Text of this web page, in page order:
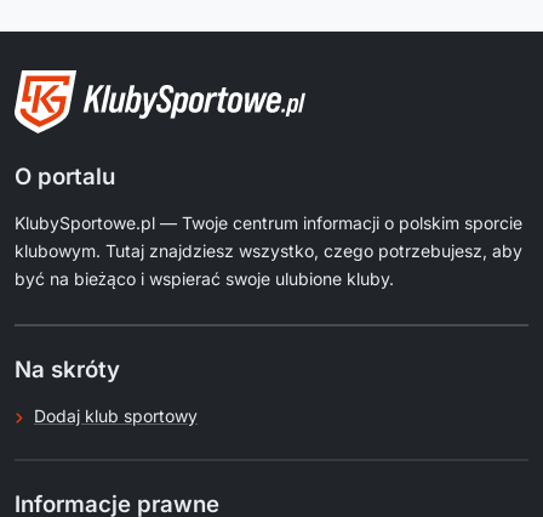
O portalu
KlubySportowe.pl — Twoje centrum informacji o polskim sporcie
klubowym. Tutaj znajdziesz wszystko, czego potrzebujesz, aby
być na bieżąco i wspierać swoje ulubione kluby.
Na skróty
Dodaj klub sportowy
Informacje prawne